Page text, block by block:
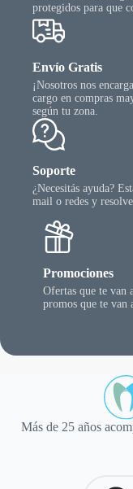
protegidos para que
Envío Gratis
¡Nosotros nos
cargo en compras
según tu zona.
Soporte
¿Necesitás ayuda?
mail o redes y
Promociones
Ofertas que te van
promos que te van
Más de 25 años